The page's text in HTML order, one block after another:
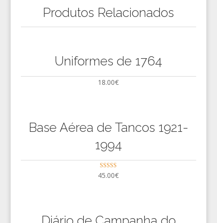
Produtos Relacionados
Uniformes de 1764
18.00€
Base Aérea de Tancos 1921-
1994
Avaliação
5.00
45.00€